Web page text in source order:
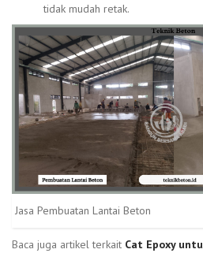
tidak mudah retak.
Jasa Pembuatan Lantai Beton
Baca juga artikel terkait Cat Epoxy